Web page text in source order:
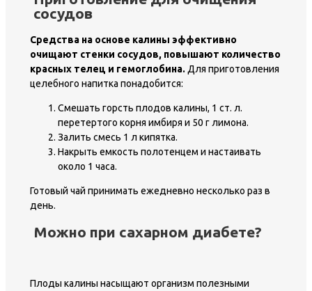
сосудов
Средства на основе калины эффективно
очищают стенки сосудов, повышают количество
красных телец и гемоглобина. Для приготовления
целебного напитка понадобится:
Смешать горсть плодов калины, 1 ст. л.
перетертого корня имбиря и 50 г лимона.
Залить смесь 1 л кипятка.
Накрыть емкость полотенцем и настаивать
около 1 часа.
Готовый чай принимать ежедневно несколько раз в
день.
Можно при сахарном диабете?
Плоды калины насыщают организм полезными